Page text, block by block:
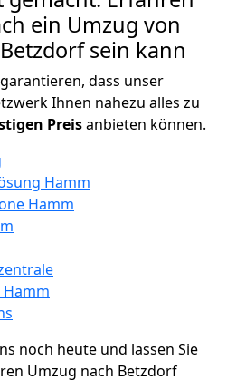
ein Umzug von
sein kann
dass unser
Ihnen nahezu alles zu
Preisanbieten können.
Hamm
Hamm
noch heute und lassen Sie
Umzug nach Betzdorf